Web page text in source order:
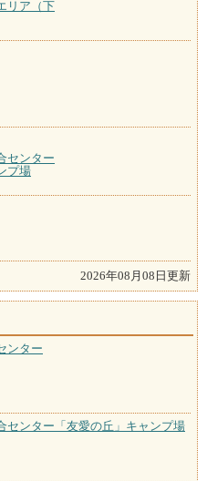
リア（下
センター
プ場
2026年08月08日更新
ンター
センター「友愛の丘」キャンプ場